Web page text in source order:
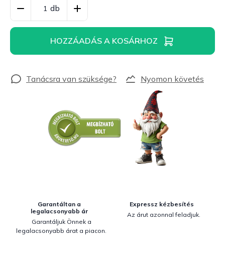
HOZZÁADÁS A KOSÁRHOZ
Nyomon követés
Garantáltan a
legalacsonyabb ár
Garantáljuk Önnek a
legalacsonyabb árat a piacon.
Expressz kézbesítés
Az árut azonnal feladjuk.